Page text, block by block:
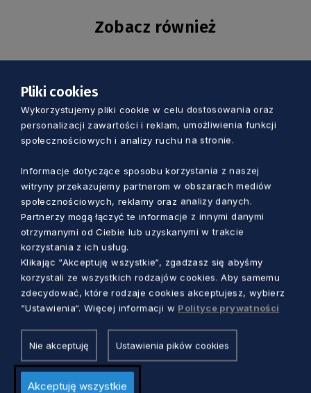
Zobacz również
KULTURA
Trzy dni kina, rozmów i spotkań nad
morzem. Wyjątkowy festiwal w Jastarni
Pliki cookies
Wykorzystujemy pliki cookie w celu dostosowania oraz
personalizacji zawartości i reklam, umożliwienia funkcji
społecznościowych i analizy ruchu na stronie.
Informacje dotyczące sposobu korzystania z naszej
witryny przekazujemy partnerom w obszarach mediów
społecznościowych, reklamy oraz analizy danych.
Partnerzy mogą łączyć te informacje z innymi danymi
otrzymanymi od Ciebie lub uzyskanymi w trakcie
korzystania z ich usług.
Klikając “Akceptuję wszystkie“, zgadzasz się abyśmy
korzystali ze wszystkich rodzajów cookies. Aby samemu
zdecydować, które rodzaje cookies akceptujesz, wybierz
“Ustawienia“. Więcej informacji w Polityce prywatności
Nie akceptuję Ustawienia pików cookies
Akceptuję wszystkie